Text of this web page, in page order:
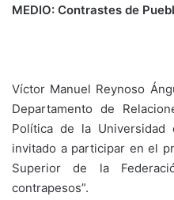
MEDIO: Contrastes de
Víctor Manuel Reynoso
Departamento de
Política de la Universidad
invitado a participar en el
Superior de la
contrapesos”.